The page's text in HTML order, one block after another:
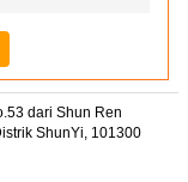
dari Shun Ren
ShunYi, 101300